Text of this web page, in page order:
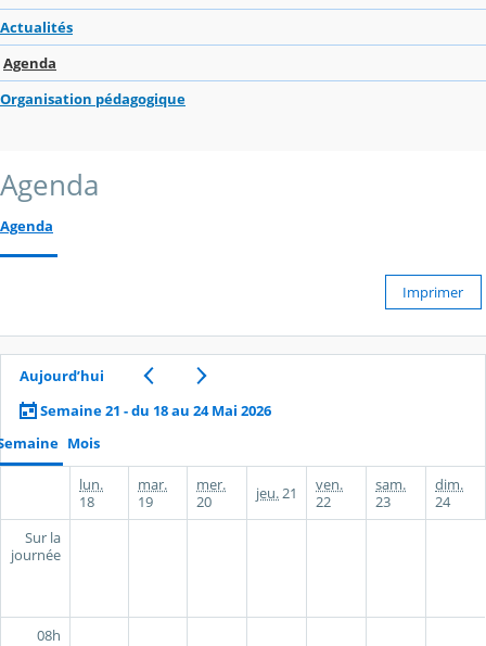
Actualités
Agenda
Organisation pédagogique
Agenda
Agenda
Imprimer
Aujourd’hui
Semaine 21 - du 18 au 24 Mai 2026
Mois
lun.
18
mar.
19
mer.
20
jeu.21
ven.
22
sam.
23
dim.
24
Sur la
journée
08h